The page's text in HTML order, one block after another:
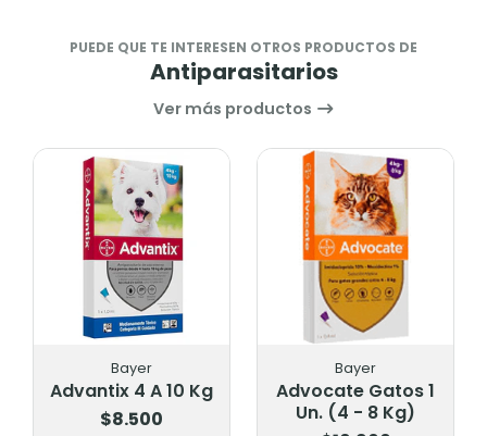
PUEDE QUE TE INTERESEN OTROS PRODUCTOS DE
Antiparasitarios
Ver más productos
Bayer
Advantix 4 A 10 Kg
$8.500
Bayer
Advocate Gatos 1
Un. (4 - 8 Kg)